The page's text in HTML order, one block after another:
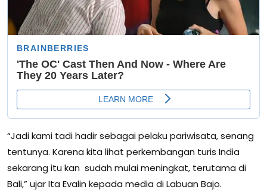
“Jadi kami tadi hadir sebagai pelaku pariwisata, senang
tentunya. Karena kita lihat perkembangan turis India
sekarang itu kan sudah mulai meningkat, terutama di
Bali,” ujar Ita Evalin kepada media di Labuan Bajo.